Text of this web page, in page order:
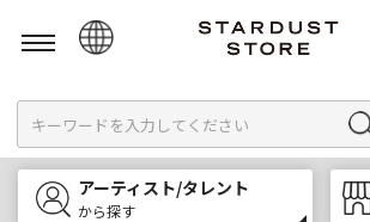
English
한국어
中文
アーティスト/タレント
から探す